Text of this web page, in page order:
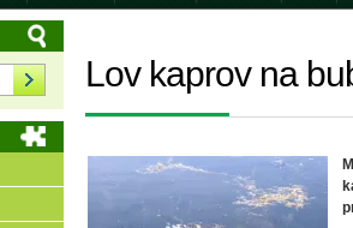
Lov kaprov na